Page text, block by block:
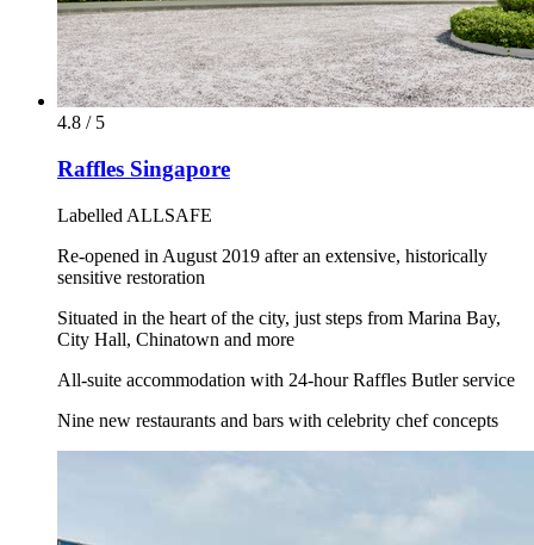
4.8 / 5
Raffles Singapore
Labelled ALLSAFE
Re-opened in August 2019 after an extensive, historically
sensitive restoration
Situated in the heart of the city, just steps from Marina Bay,
City Hall, Chinatown and more
All-suite accommodation with 24-hour Raffles Butler service
Nine new restaurants and bars with celebrity chef concepts